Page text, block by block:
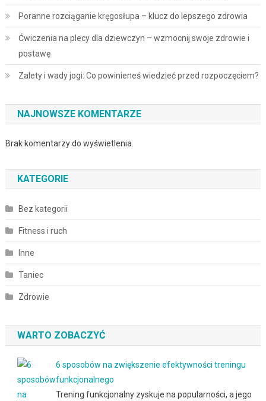
Poranne rozciąganie kręgosłupa – klucz do lepszego zdrowia
Ćwiczenia na plecy dla dziewczyn – wzmocnij swoje zdrowie i
postawę
Zalety i wady jogi: Co powinieneś wiedzieć przed rozpoczęciem?
NAJNOWSZE KOMENTARZE
Brak komentarzy do wyświetlenia.
KATEGORIE
Bez kategorii
Fitness i ruch
Inne
Taniec
Zdrowie
WARTO ZOBACZYĆ
6 sposobów na zwiększenie efektywności treningu
funkcjonalnego
Trening funkcjonalny zyskuje na popularności, a jego